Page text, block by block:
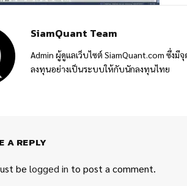
SiamQuant Team
Admin ผู้ดูแลเว็บไซต์ SiamQuant.com ซึ่ง
ลงทุนอย่างเป็นระบบให้กับนักลงทุนไทย
A REPLY
be logged in to post a comment.